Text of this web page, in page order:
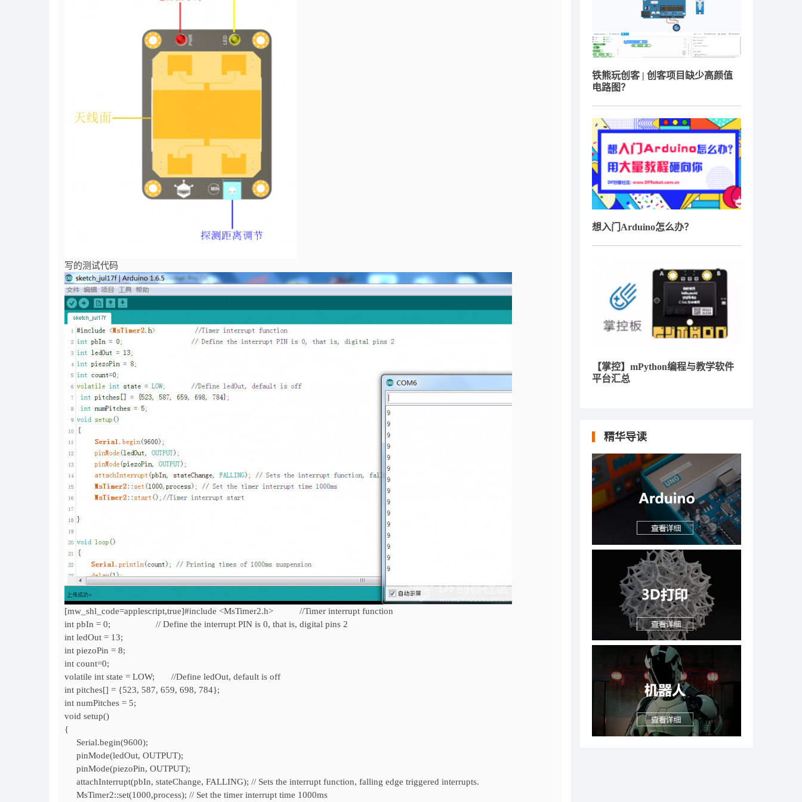
写的测试代码
[mw_shl_code=applescript,true]#include <MsTimer2.h> //Timer interrupt function
int pbIn = 0; // Define the interrupt PIN is 0, that is, digital pins 2
int ledOut = 13;
int piezoPin = 8;
int count=0;
volatile int state = LOW; //Define ledOut, default is off
int pitches[] = {523, 587, 659, 698, 784};
int numPitches = 5;
void setup()
{
Serial.begin(9600);
pinMode(ledOut, OUTPUT);
pinMode(piezoPin, OUTPUT);
attachInterrupt(pbIn, stateChange, FALLING); // Sets the interrupt function, falling edge triggered interrupts.
MsTimer2::set(1000,process); // Set the timer interrupt time 1000ms
铁熊玩创客 | 创客项目缺少高颜值
电路图？
想入门Arduino怎么办？
【掌控】mPython编程与教学软件
平台汇总
精华导读